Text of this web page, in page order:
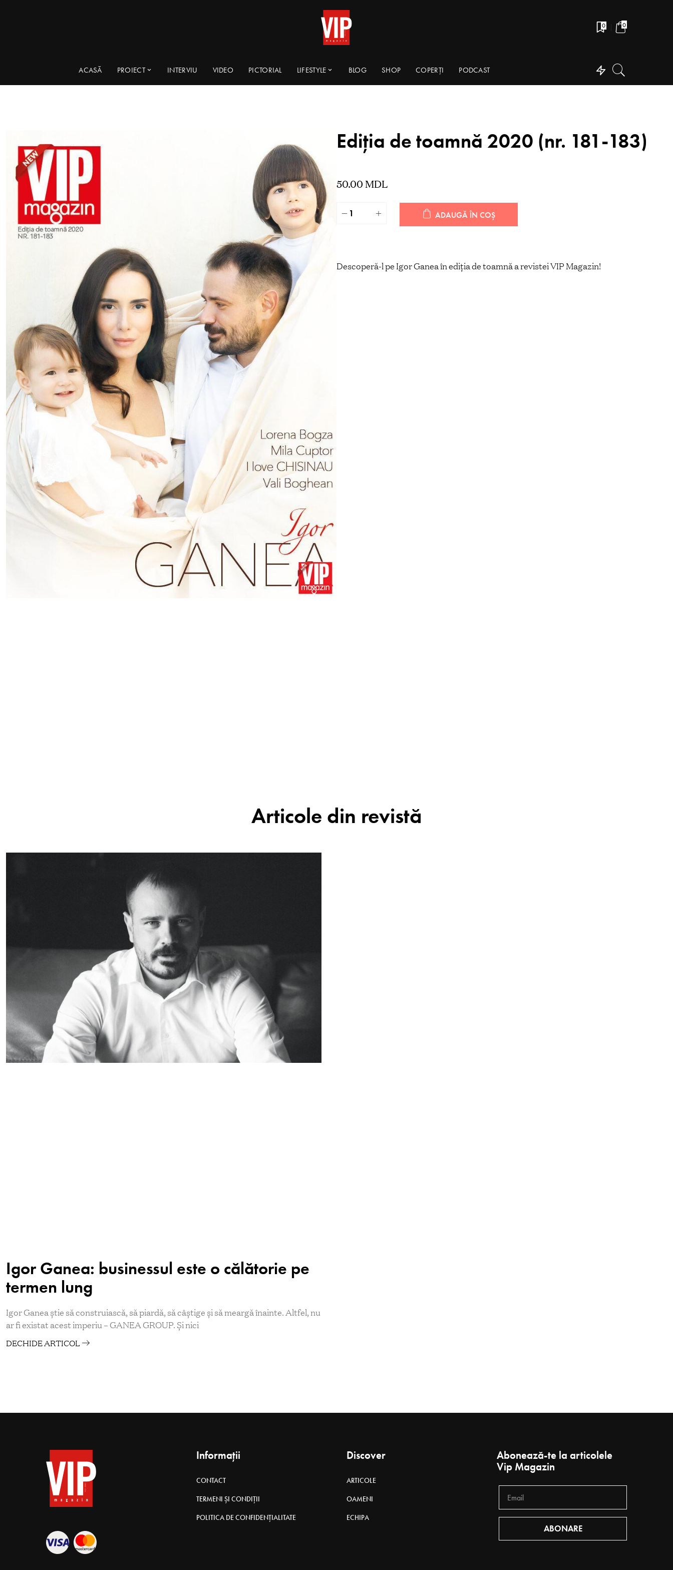
0 0
ACASĂ PROIECT INTERVIU VIDEO PICTORIAL LIFESTYLE BLOG SHOP COPERȚI PODCAST
Ediția de toamnă 2020 (nr. 181-183)
50.00MDL
ADAUGĂ ÎN COȘ
Descoperă-l pe Igor Ganea în ediția de toamnă a revistei VIP Magazin!
Articole din revistă
Igor Ganea: businessul este o călătorie pe
termen lung
Igor Ganea ştie să construiască, să piardă, să câştige şi să meargă înainte. Altfel, nu
ar fi existat acest imperiu – GANEA GROUP. Şi nici
DECHIDE ARTICOL
Informații
CONTACT
TERMENI ȘI CONDIȚII
POLITICA DE CONFIDENȚIALITATE
Discover
ARTICOLE
OAMENI
ECHIPA
Abonează-te la articolele
Vip Magazin
ABONARE